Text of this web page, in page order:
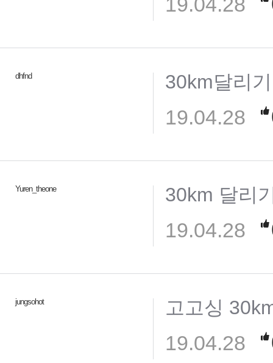
dhfnd 30km달리기
19.04.28
Yuren_theone 30km 달리
19.04.28
jungsohot 고고싱
19.04.28